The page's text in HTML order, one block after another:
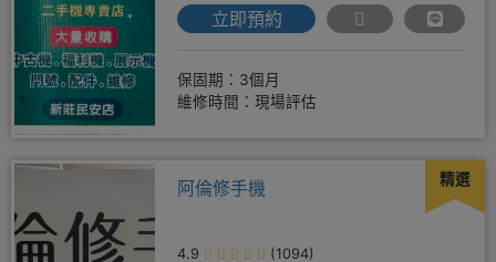
立即預約
保固期：3個月
維修時間：現場評估
精選
阿倫修手機
4.9 (1094)